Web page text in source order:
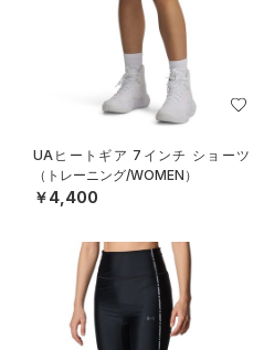
UAヒートギア 7インチ ショーツ
（トレーニング/WOMEN）
￥4,400